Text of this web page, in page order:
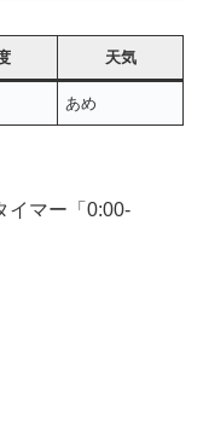
天気
あめ
イマー「0:00-